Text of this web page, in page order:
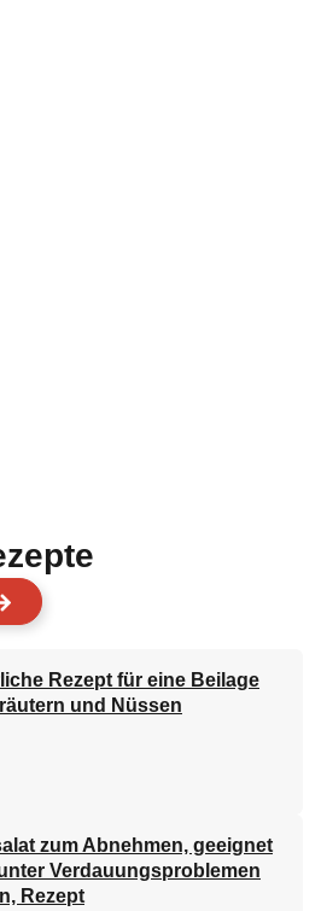
Rezept für eine Beilage
und Nüssen
zum Abnehmen, geeignet
Verdauungsproblemen
Rezept